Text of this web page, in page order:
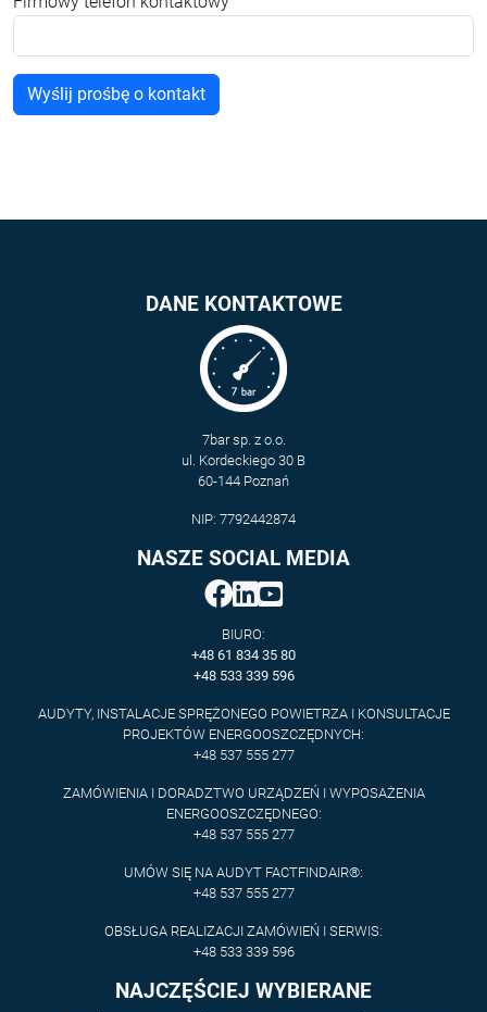
DANE KONTAKTOWE
7bar sp. z o.o.
ul. Kordeckiego 30 B
60-144 Poznań
NIP: 7792442874
NASZE SOCIAL MEDIA
BIURO:
+48 61 834 35 80
+48 533 339 596
AUDYTY, INSTALACJE SPRĘŻONEGO POWIETRZA I KONSULTACJE
PROJEKTÓW ENERGOOSZCZĘDNYCH:
+48 537 555 277
ZAMÓWIENIA I DORADZTWO URZĄDZEŃ I WYPOSAŻENIA
ENERGOOSZCZĘDNEGO:
+48 537 555 277
UMÓW SIĘ NA AUDYT FACTFINDAIR®:
+48 537 555 277
OBSŁUGA REALIZACJI ZAMÓWIEŃ I SERWIS:
+48 533 339 596
NAJCZĘŚCIEJ WYBIERANE